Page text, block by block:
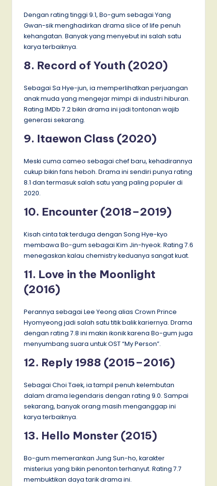
Dengan rating tinggi 9.1, Bo-gum sebagai Yang
Gwan-sik menghadirkan drama slice of life penuh
kehangatan. Banyak yang menyebut ini salah satu
karya terbaiknya.
8. Record of Youth (2020)
Sebagai Sa Hye-jun, ia memperlihatkan perjuangan
anak muda yang mengejar mimpi di industri hiburan.
Rating IMDb 7.2 bikin drama ini jadi tontonan wajib
generasi sekarang.
9. Itaewon Class (2020)
Meski cuma cameo sebagai chef baru, kehadirannya
cukup bikin fans heboh. Drama ini sendiri punya rating
8.1 dan termasuk salah satu yang paling populer di
2020.
10. Encounter (2018–2019)
Kisah cinta tak terduga dengan Song Hye-kyo
membawa Bo-gum sebagai Kim Jin-hyeok. Rating 7.6
menegaskan kalau chemistry keduanya sangat kuat.
11. Love in the Moonlight
(2016)
Perannya sebagai Lee Yeong alias Crown Prince
Hyomyeong jadi salah satu titik balik kariernya. Drama
dengan rating 7.8 ini makin ikonik karena Bo-gum juga
menyumbang suara untuk OST “My Person”.
12. Reply 1988 (2015–2016)
Sebagai Choi Taek, ia tampil penuh kelembutan
dalam drama legendaris dengan rating 9.0. Sampai
sekarang, banyak orang masih menganggap ini
karya terbaiknya.
13. Hello Monster (2015)
Bo-gum memerankan Jung Sun-ho, karakter
misterius yang bikin penonton terhanyut. Rating 7.7
membuktikan daya tarik drama ini.